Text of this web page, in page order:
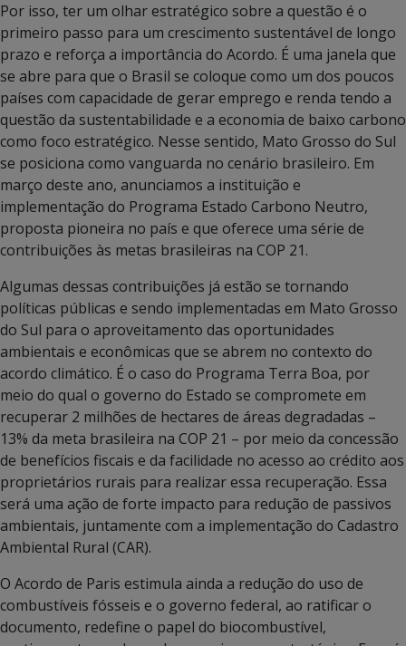
Por isso, ter um olhar estratégico sobre a questão é o
primeiro passo para um crescimento sustentável de longo
prazo e reforça a importância do Acordo. É uma janela que
se abre para que o Brasil se coloque como um dos poucos
países com capacidade de gerar emprego e renda tendo a
questão da sustentabilidade e a economia de baixo carbono
como foco estratégico. Nesse sentido, Mato Grosso do Sul
se posiciona como vanguarda no cenário brasileiro. Em
março deste ano, anunciamos a instituição e
implementação do Programa Estado Carbono Neutro,
proposta pioneira no país e que oferece uma série de
contribuições às metas brasileiras na COP 21.
Algumas dessas contribuições já estão se tornando
políticas públicas e sendo implementadas em Mato Grosso
do Sul para o aproveitamento das oportunidades
ambientais e econômicas que se abrem no contexto do
acordo climático. É o caso do Programa Terra Boa, por
meio do qual o governo do Estado se compromete em
recuperar 2 milhões de hectares de áreas degradadas –
13% da meta brasileira na COP 21 – por meio da concessão
de benefícios fiscais e da facilidade no acesso ao crédito aos
proprietários rurais para realizar essa recuperação. Essa
será uma ação de forte impacto para redução de passivos
ambientais, juntamente com a implementação do Cadastro
Ambiental Rural (CAR).
O Acordo de Paris estimula ainda a redução do uso de
combustíveis fósseis e o governo federal, ao ratificar o
documento, redefine o papel do biocombustível,